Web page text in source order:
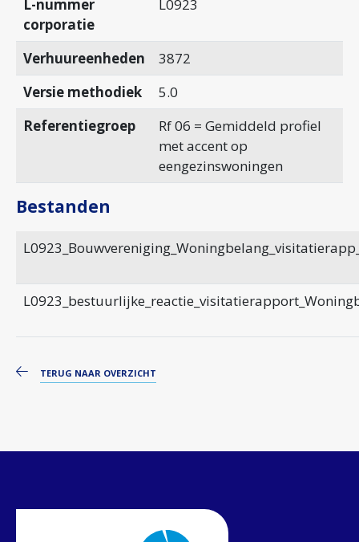
L-nummer
corporatie
L0923
Verhuureenheden
3872
Versie methodiek
5.0
Referentiegroep
Rf 06 = Gemiddeld profiel
met accent op
eengezinswoningen
Bestanden
TERUG NAAR OVERZICHT